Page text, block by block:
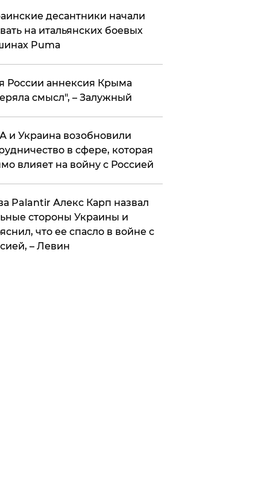
десантники начали
на итальянских боевых
Puma
России аннексия Крыма
смысл", – Залужный
и Украина возобновили
в сфере, которая
влияет на войну с Россией
Palantir Алекс Карп назвал
стороны Украины и
что ее спасло в войне с
– Левин